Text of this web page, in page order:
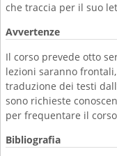
che traccia per il suo
Avvertenze
Il corso prevede otto
lezioni saranno
traduzione dei testi
sono richieste
per frequentare il
Bibliografia